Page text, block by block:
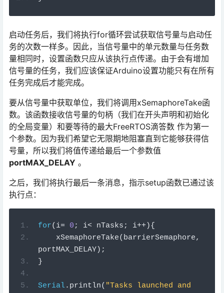
启动任务后，我们将执行for循环尝试获取信号量与启动任
务的次数一样多。因此，当信号量中的单元数量与任务数
量相同时，设置函数只应从该执行点传递。由于会有增加
信号量的任务，我们应该保证Arduino设置功能只有在所有
任务完成后才能完成。
要从信号量中获取单位，我们将调用xSemaphoreTake函
数。该函数接收信号量的句柄（我们在开头声明和初始化
的全局变量）和要等待的最大FreeRTOS滴答数 作为第一
个参数。因为我们希望它无限期地阻塞直到它能够获得信
号量，所以我们将值传递给最后一个参数值
portMAX_DELAY 。
之后，我们将执行最后一条消息，指示setup函数已通过该
执行点：
for( i= 0 ; i< nTasks ; i++){
xSemaphoreTake( barrierSemaphore,
portMAX_DELAY);
}
Serial. println( "Tasks launched and